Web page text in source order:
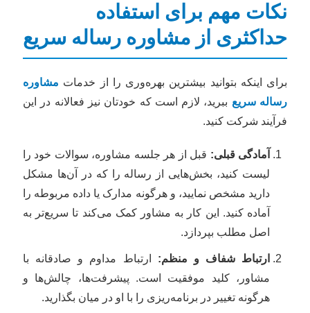
نکات مهم برای استفاده
حداکثری از مشاوره رساله سریع
برای اینکه بتوانید بیشترین بهره‌وری را از خدماتمشاوره
رساله سریعببرید، لازم است که خودتان نیز فعالانه در این
فرآیند شرکت کنید.
آمادگی قبلی:قبل از هر جلسه مشاوره، سوالات خود را
لیست کنید، بخش‌هایی از رساله را که در آن‌ها مشکل
دارید مشخص نمایید، و هرگونه مدارک یا داده مربوطه را
آماده کنید. این کار به مشاور کمک می‌کند تا سریع‌تر به
اصل مطلب بپردازد.
ارتباط شفاف و منظم:ارتباط مداوم و صادقانه با
مشاور، کلید موفقیت است. پیشرفت‌ها، چالش‌ها و
هرگونه تغییر در برنامه‌ریزی را با او در میان بگذارید.